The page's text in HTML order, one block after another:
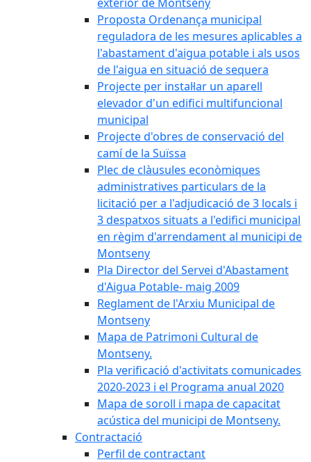
Proposta Ordenança municipal
reguladora de les mesures aplicables a
l'abastament d'aigua potable i als usos
de l'aigua en situació de sequera
Projecte per instal·lar un aparell
elevador d'un edifici multifuncional
municipal
Projecte d'obres de conservació del
camí de la Suïssa
Plec de clàusules econòmiques
administratives particulars de la
licitació per a l'adjudicació de 3 locals i
3 despatxos situats a l'edifici municipal
en règim d'arrendament al municipi de
Montseny
Pla Director del Servei d'Abastament
d'Aigua Potable- maig 2009
Reglament de l'Arxiu Municipal de
Montseny
Mapa de Patrimoni Cultural de
Montseny.
Pla verificació d'activitats comunicades
2020-2023 i el Programa anual 2020
Mapa de soroll i mapa de capacitat
acústica del municipi de Montseny.
Contractació
Perfil de contractant